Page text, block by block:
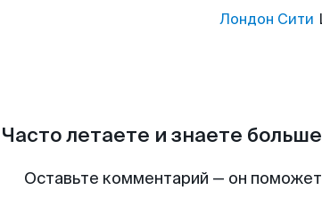
Лондон Сити
Часто летаете и знаете
Оставьте комментарий — он